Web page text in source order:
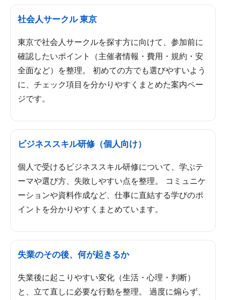
社会人サークル 東京
東京で社会人サークルを探す方に向けて、参加前に
確認したいポイント（主催者情報・費用・規約・安
全面など）を整理。 初めての方でも選びやすいよう
に、チェック項目を分かりやすくまとめた案内ペー
ジです。
ビジネススキル研修（個人向け）
個人で受けるビジネススキル研修について、学ぶテ
ーマや選び方、失敗しやすい点を整理。 コミュニケ
ーションや資料作成など、仕事に直結する学びのポ
イントを分かりやすくまとめています。
失業のその後、何が起きるか
失業後に起こりやすい変化（生活・心理・判断）
と、立て直しに必要な行動を整理。 過度に煽らず、